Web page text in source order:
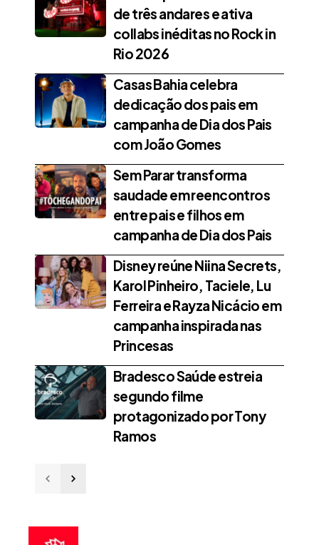
de três andares e ativa
collabs inéditas no Rock in
Rio 2026
Casas Bahia celebra
dedicação dos pais em
campanha de Dia dos Pais
com João Gomes
Sem Parar transforma
saudade em reencontros
entre pais e filhos em
campanha de Dia dos Pais
Disney reúne Niina Secrets,
Karol Pinheiro, Taciele, Lu
Ferreira e Rayza Nicácio em
campanha inspirada nas
Princesas
Bradesco Saúde estreia
segundo filme
protagonizado por Tony
Ramos